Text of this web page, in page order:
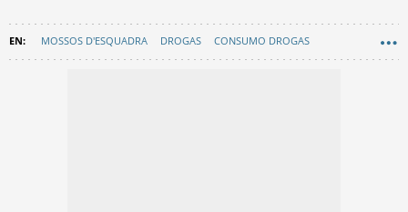
MOSSOS D'ESQUADRA DROGAS CONSUMO DROGAS